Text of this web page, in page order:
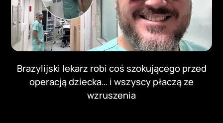
Brazylijski lekarz robi coś szokującego przed
operacją dziecka… i wszyscy płaczą ze
wzruszenia